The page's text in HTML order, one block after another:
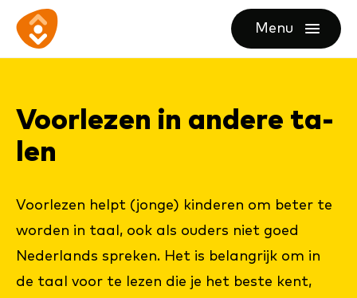
direct
content
direct
footer
Ga
naar
Menu
openen
Voor­le­zen in an­de­re ta­
len
Voorlezen helpt (jonge) kinderen om beter te
worden in taal, ook als ouders niet goed
Nederlands spreken. Het is belangrijk om in
de taal voor te lezen die je het beste kent,